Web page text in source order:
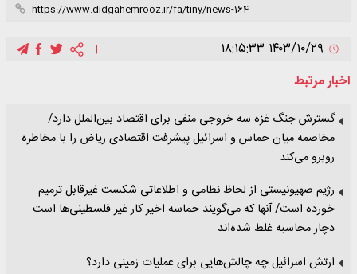
اخبار مرتبط
گسترش جنگ غزه سه خروجی منفی برای اقتصاد بین‌الملل دارد/
مخاصمه میان حماس و اسرائیل پیشرفت اقتصادی ریاض را با مخاطره
روبرو می‌کند
رژیم صهیونیستی از لحاظ نظامی و اطلاعاتی شکست غیرقابل ترمیم
خورده است/ آنها که می‌گویند حماسه اخیر کار غیر فلسطینی‌ها است
دچار محاسبه غلط شده‌اند
ارتش اسرائیل چه چالش‌هایی برای عملیات زمینی دارد؟